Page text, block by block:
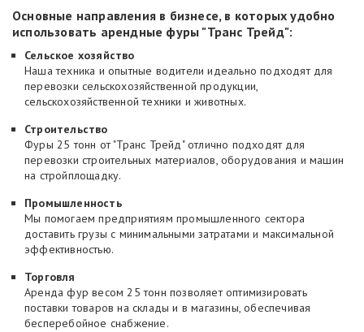
Основные направления в бизнесе, в которых удобно
использовать арендные фуры "Транс Трейд":
Сельское хозяйство
Наша техника и опытные водители идеально подходят для
перевозки сельскохозяйственной продукции,
сельскохозяйственной техники и животных.
Строительство
Фуры 25 тонн от "Транс Трейд" отлично подходят для
перевозки строительных материалов, оборудования и машин
на стройплощадку.
Промышленность
Мы помогаем предприятиям промышленного сектора
доставить грузы с минимальными затратами и максимальной
эффективностью.
Торговля
Аренда фур весом 25 тонн позволяет оптимизировать
поставки товаров на склады и в магазины, обеспечивая
бесперебойное снабжение.